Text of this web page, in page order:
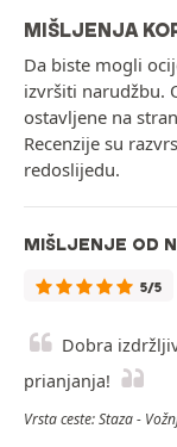
MIŠLJENJA
Da biste mogli
izvršiti narudžbu.
ostavljene na
Recenzije su
redoslijedu.
MIŠLJENJE OD
5/5
Dobra
prianjanja!
Vrsta ceste: Staza -